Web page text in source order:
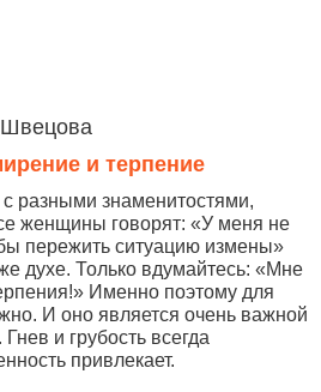
и терпение
разными знаменитостями,
женщины говорят: «У меня не
пережить ситуацию измены»
духе. Только вдумайтесь: «Мне
Именно поэтому для
И оно является очень важной
и грубость всегда
привлекает.